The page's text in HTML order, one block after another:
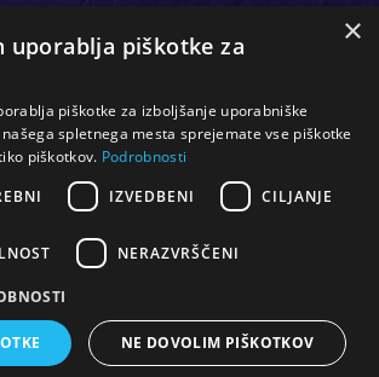
Roke & nohti / Orodje - kozmetično /
/ Čistoča & zaščita / Ostalo
pridržane. Produkcija:PNV d.o.o.
×
uporablja piškotke za
piškotke za izboljšanje uporabniške
spletnega mesta sprejemate vse piškotke
piškotkov. Podrobnosti
IZVEDBENI CILJANJE
NERAZVRŠČENI
NE DOVOLIM PIŠKOTKOV